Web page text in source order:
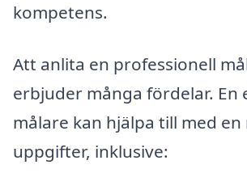
kompetens.
Att anlita en professionell
erbjuder många fördelar. En
målare kan hjälpa till med en
uppgifter, inklusive: